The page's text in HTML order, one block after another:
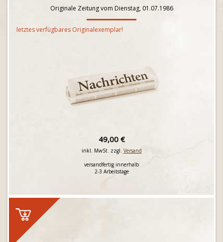
Originale Zeitung vom Dienstag, 01.07.1986
letztes verfügbares Originalexemplar!
49,00 €
inkl. MwSt. zzgl. Versand
versandfertig innerhalb
2-3 Arbeitstage